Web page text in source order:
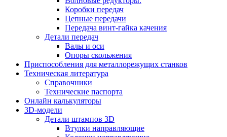
Коробки передач
Цепные передачи
Передача винт-гайка качения
Детали передач
Валы и оси
Опоры скольжения
Приспособления для металлорежущих станков
Техническая литература
Справочники
Технические паспорта
Онлайн калькуляторы
3D-модели
Детали штампов 3D
Втулки направляющие